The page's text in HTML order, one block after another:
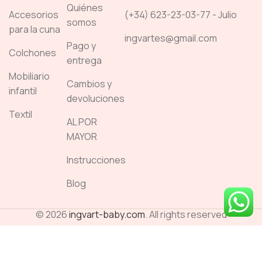
Accesorios
para la cuna
Colchones
Mobiliario
infantil
Textil
Quiénes
somos
Pago y
entrega
Cambios y
devoluciones
AL POR
MAYOR
Instrucciones
Blog
(+34) 623-23-03-77 - Julio
ingvartes@gmail.com
© 2026ingvart-baby.com. All rights reserved